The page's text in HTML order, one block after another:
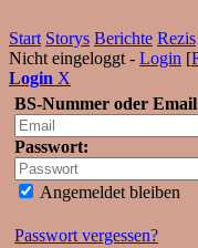
Start Storys Berichte Rezis
Nicht eingeloggt - Login [
Login X
BS-Nummer oder
Passwort:
Angemeldet bleiben
Passwort vergessen?